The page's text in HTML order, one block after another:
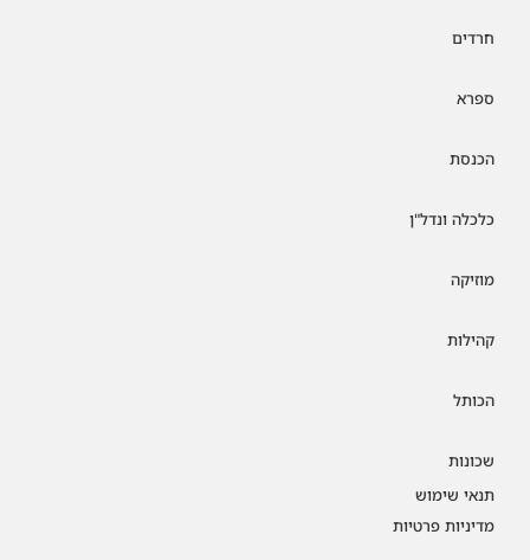
חרדים
ספרא
הכנסת
כלכלה ונדל"ן
מוזיקה
קהילות
הכותל
שכונות
תנאי שימוש
מדיניות פרטיות